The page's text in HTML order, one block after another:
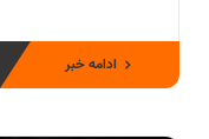
ادامه خبر